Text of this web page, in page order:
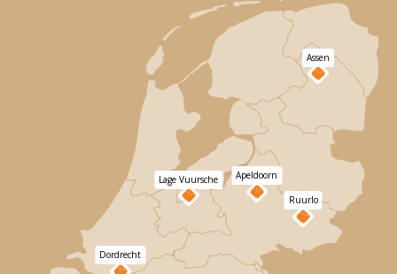
Assen
Dordrecht
Apeldoorn
Lage Vuursche
Ruurlo